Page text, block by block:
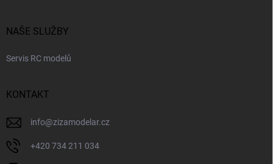
NAŠE SLUŽBY
Servis RC modelů
KONTAKT
info@zizamodelar.cz
+420 734 211 034